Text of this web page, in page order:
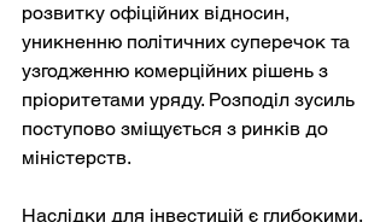
розвитку офіційних відносин,
уникненню політичних суперечок та
узгодженню комерційних рішень з
пріоритетами уряду. Розподіл зусиль
поступово зміщується з ринків до
міністерств.
Наслідки для інвестицій є глибокими.